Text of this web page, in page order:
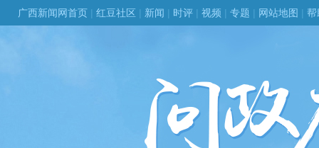
广西新闻网首页 | 红豆社区 | 新闻 | 时评 | 视频 | 专题 | 网站地图 | 帮